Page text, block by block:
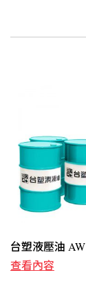
台塑液壓油 AW
查看內容